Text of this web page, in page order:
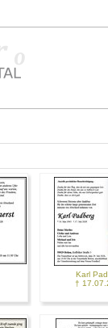
Karl
†